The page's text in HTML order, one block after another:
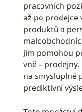
pracovních
až po prodejce
produktů a
jim pomohou
vně –
na smysluplné
prediktivní